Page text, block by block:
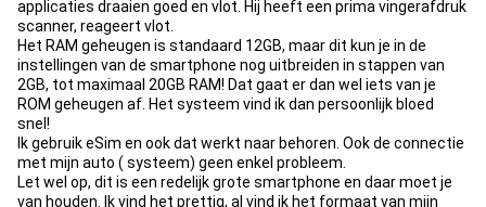
applicaties draaien goed en vlot. Hij heeft een prima vingerafdruk
scanner, reageert vlot.
Het RAM geheugen is standaard 12GB, maar dit kun je in de
instellingen van de smartphone nog uitbreiden in stappen van
2GB, tot maximaal 20GB RAM! Dat gaat er dan wel iets van je
ROM geheugen af. Het systeem vind ik dan persoonlijk bloed
snel!
Ik gebruik eSim en ook dat werkt naar behoren. Ook de connectie
met mijn auto ( systeem) geen enkel probleem.
Let wel op, dit is een redelijk grote smartphone en daar moet je
van houden. Ik vind het prettig, al vind ik het formaat van mijn